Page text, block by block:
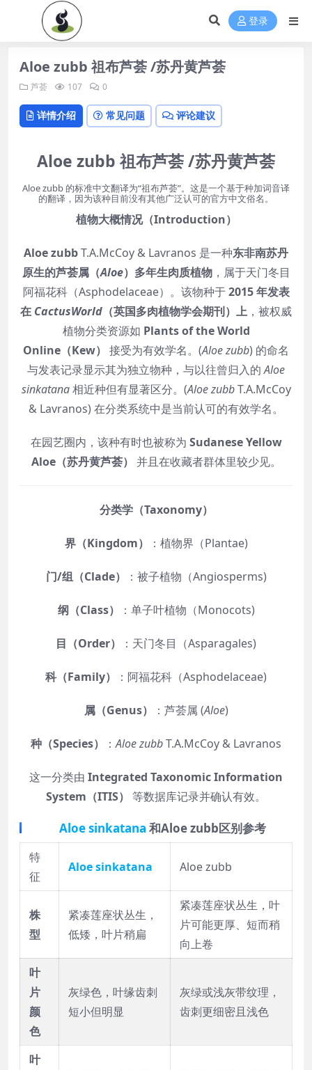
登录
Aloe zubb 祖布芦荟 /苏丹黄芦荟
芦荟 107 0
详情介绍 常见问题 评论建议
Aloe zubb 祖布芦荟 /苏丹黄芦荟
Aloe zubb 的标准中文翻译为“祖布芦荟”。这是一个基于种加词音译
的翻译，因为该种目前没有其他广泛认可的官方中文俗名。
植物大概情况（Introduction）
Aloe zubbT.A.McCoy & Lavranos 是一种东非南苏丹
原生的芦荟属（Aloe）多年生肉质植物，属于天门冬目
阿福花科（Asphodelaceae）。该物种于2015 年发表
在 CactusWorld （英国多肉植物学会期刊）上 ，被权威
植物分类资源如 Plants of the World
Online（Kew） 接受为有效学名。(Aloe zubb) 的命名
与发表记录显示其为独立物种，与以往曾归入的Aloe
sinkatana相近种但有显著区分。(Aloe zubbT.A.McCoy
& Lavranos) 在分类系统中是当前认可的有效学名。
在园艺圈内，该种有时也被称为 Sudanese Yellow
Aloe（苏丹黄芦荟）
并且在收藏者群体里较少见。
分类学（Taxonomy）
界（Kingdom） ：植物界（Plantae)
门/组（Clade） ：被子植物（Angiosperms)
纲（Class） ：单子叶植物（Monocots)
目（Order） ：天门冬目（Asparagales)
科（Family） ：阿福花科（Asphodelaceae)
属（Genus） ：芦荟属 (Aloe)
种（Species） ：Aloe zubbT.A.McCoy & Lavranos
这一分类由 Integrated Taxonomic Information
System（ITIS）
等数据库记录并确认有效。
Aloe sinkatana 和Aloe zubb区别参考
特
征
Aloe sinkatana Aloe zubb
株
型
紧凑莲座状丛生，
低矮，叶片稍扁
紧凑莲座状丛生，叶
片可能更厚、短而稍
向上卷
叶
片
颜
色
灰绿色，叶缘齿刺
短小但明显
灰绿或浅灰带纹理，
齿刺更细密且浅色
叶